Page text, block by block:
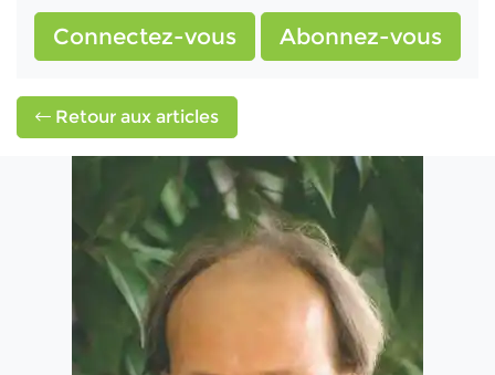
Connectez-vous Abonnez-vous
Retour aux articles